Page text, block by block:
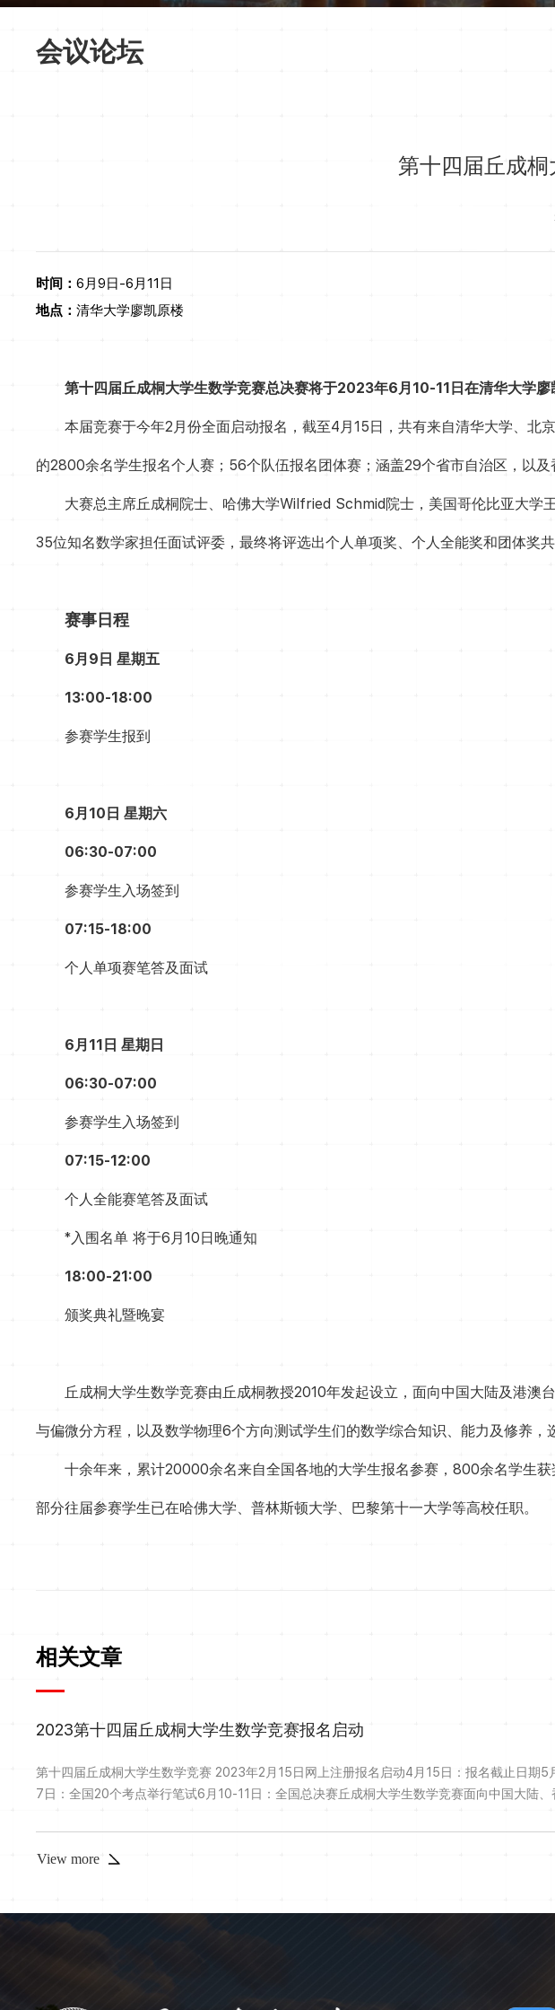
会议论坛
第十四届丘成桐
时间：6月9日-6月11日
地点：清华大学廖凯原楼
第十四届丘成桐大学生数学竞赛总决赛将于2023年6月10-11日在清华大学廖
本届竞赛于今年2月份全面启动报名，截至4月15日，共有来自清华大学、
的2800余名学生报名个人赛；56个队伍报名团体赛；涵盖29个省市自治区，以及
大赛总主席丘成桐院士、哈佛大学Wilfried Schmid院士，美国哥伦比亚大学
35位知名数学家担任面试评委，最终将评选出个人单项奖、个人全能奖和团体奖共
赛事日程
6月9日星期五
13:00-18:00
参赛学生报到
6月10日星期六
06:30-07:00
参赛学生入场签到
07:15-18:00
个人单项赛笔答及面试
6月11日星期日
06:30-07:00
参赛学生入场签到
07:15-12:00
个人全能赛笔答及面试
*入围名单 将于6月10日晚通知
18:00-21:00
颁奖典礼暨晚宴
丘成桐大学生数学竞赛由丘成桐教授2010年发起设立，面向中国大陆及港
与偏微分方程，以及数学物理6个方向测试学生们的数学综合知识、能力及修养，
十余年来，累计20000余名来自全国各地的大学生报名参赛，800余名学生
部分往届参赛学生已在哈佛大学、普林斯顿大学、巴黎第十一大学等高校任职。
相关文章
2023第十四届丘成桐大学生数学竞赛报名启动
第十四届丘成桐大学生数学竞赛 2023年2月15日网上注册报名启动4月15日：报名截止日期5
7日：全国20个考点举行笔试6月10-11日：全国总决赛丘成桐大学生数学竞赛面向中国大陆、
本知识与基本功。竞赛自2010年起已成功举办十三届，在培养中国数学人才方面发挥了重要作
用，成为检验本科生数学专业能力的权威标杆。1、报名方式个人单项...
View more